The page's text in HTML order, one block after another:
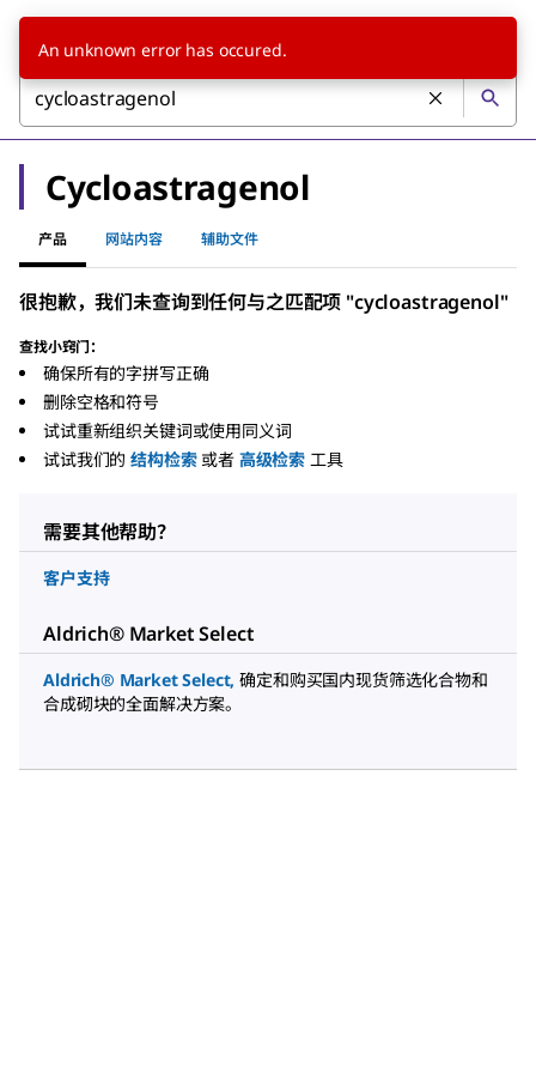
Cycloastragenol
产品 网站内容 辅助文件
很抱歉，我们未查询到任何与之匹配项 "cycloastragenol"
查找小窍门：
确保所有的字拼写正确
删除空格和符号
试试重新组织关键词或使用同义词
试试我们的 结构检索 或者 高级检索 工具
需要其他帮助？
客户支持
Aldrich® Market Select
Aldrich® Market Select, 确定和购买国内现货筛选化合物和
合成砌块的全面解决方案。
An unknown error has occured.